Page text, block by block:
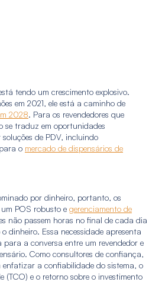
tendo um crescimento explosivo.
em 2021, ele está a caminho de
2028. Para os revendedores que
se traduz em oportunidades
de PDV, incluindo
o mercado de dispensários de
por dinheiro, portanto, os
POS robusto e gerenciamento de
não passem horas no final de cada dia
dinheiro. Essa necessidade apresenta
a conversa entre um revendedor e
Como consultores de confiança,
enfatizar a confiabilidade do sistema, o
(TCO) e o retorno sobre o investimento